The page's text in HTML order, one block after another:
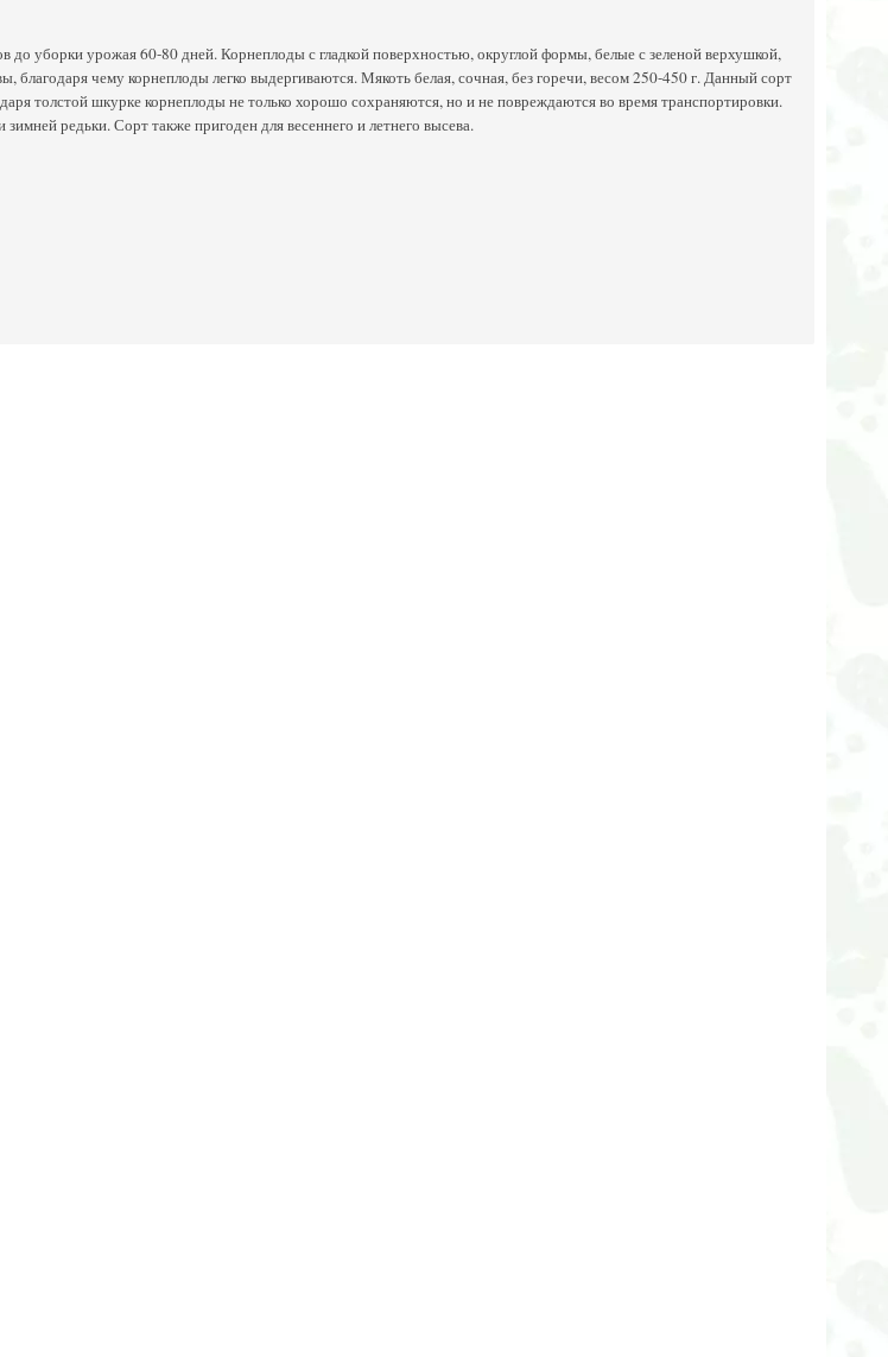
до уборки урожая 60-80 дней. Корнеплоды с гладкой поверхностью, округлой формы, белые с зеленой верхушкой,
чему корнеплоды легко выдергиваются. Мякоть белая, сочная, без горечи, весом 250-450 г. Данный сорт
толстой шкурке корнеплоды не только хорошо сохраняются, но и не повреждаются во время транспортировки.
редьки. Сорт также пригоден для весеннего и летнего высева.